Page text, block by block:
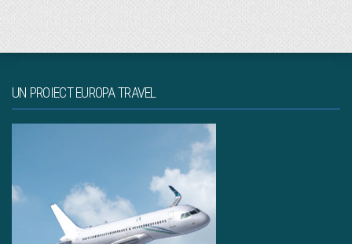
UN PROIECT EUROPA TRAVEL